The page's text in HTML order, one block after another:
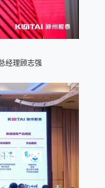
经理顾志强